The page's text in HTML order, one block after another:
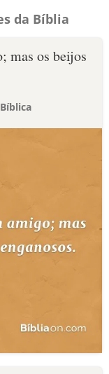
da Bíblia
mas os beijos